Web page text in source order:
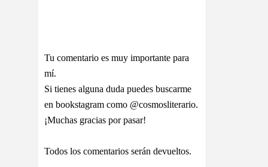
Tu comentario es muy importante para
mí.
Si tienes alguna duda puedes buscarme
en bookstagram como @cosmosliterario.
¡Muchas gracias por pasar!
Todos los comentarios serán devueltos.